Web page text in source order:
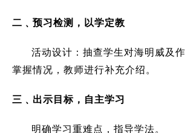
二﹑预习检测，以学定教
活动设计：抽查学生对海明威及
掌握情况，教师进行补充介绍。
三﹑出示目标，自主学习
明确学习重难点，指导学法。